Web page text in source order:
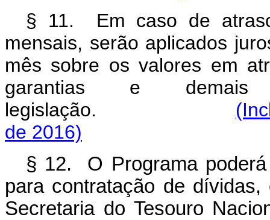
§ 11. Em caso de
mensais, serão aplicados
mês sobre os valores em
garantias e demais
legislação.
de 2016)
§ 12. O Programa poderá
para contratação de
Secretaria do Tesouro